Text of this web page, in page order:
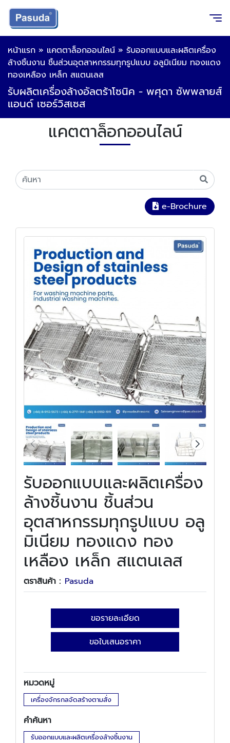
หน้าแรก » แคตตาล็อกออนไลน์ » รับออกแบบและผลิตเครื่อง
ล้างชิ้นงาน ชิ้นส่วนอุตสาหกรรมทุกรูปแบบ อลูมิเนียม ทองแดง
ทองเหลือง เหล็ก สแตนเลส
รับผลิตเครื่องล้างอัลตร้าโซนิค - พศุดา ซัพพลายส์
แอนด์ เซอร์วิสเซส
แคตตาล็อกออนไลน์
e-Brochure
รับออกแบบและผลิตเครื่อง
ล้างชิ้นงาน ชิ้นส่วน
อุตสาหกรรมทุกรูปแบบ อลู
มิเนียม ทองแดง ทอง
เหลือง เหล็ก สแตนเลส
ตราสินค้า : Pasuda
ขอรายละเอียด
ขอใบเสนอราคา
หมวดหมู่
เครื่องจักรกลจัดสร้างตามสั่ง
คำค้นหา
รับออกแบบและผลิตเครื่องล้างชิ้นงาน